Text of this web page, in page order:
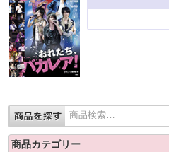
商品カテゴリー